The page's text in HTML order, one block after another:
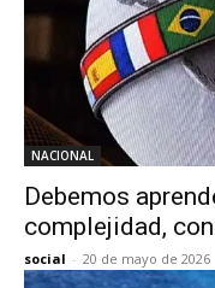
NACIONAL
Debemos
complejidad,
social - 20 de mayo de 2026